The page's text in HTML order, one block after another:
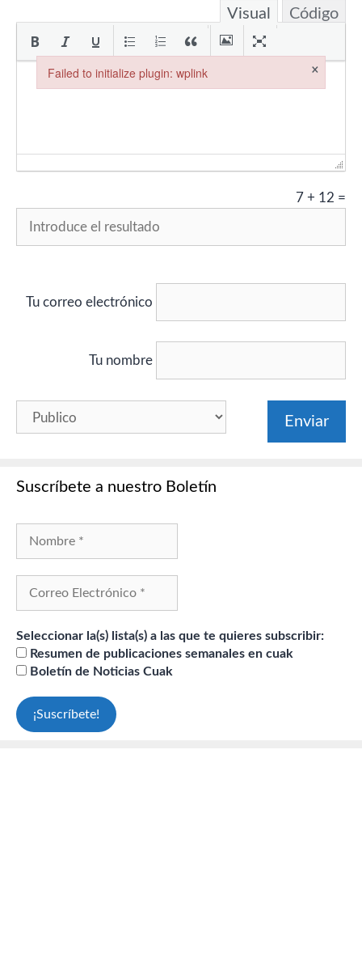
Visual Código
7 + 12 =
Tu correo electrónico
Tu nombre
Suscríbete a nuestro Boletín
Seleccionar la(s) lista(s) a las que te quieres subscribir:
Resumen de publicaciones semanales en cuak
Boletín de Noticias Cuak
Failed to initialize plugin: wplink ×
Failed to initialize plugin: wplink